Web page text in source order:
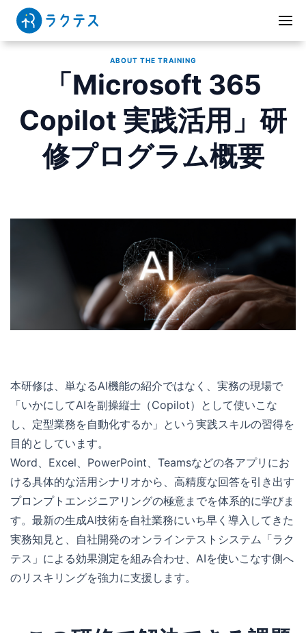
ABOUT THE TRAINING
「Microsoft 365
Copilot 実践活用」研
修プログラム概要
本研修は、単なるAI機能の紹介ではなく、実務の現場で
「いかにしてAIを副操縦士（Copilot）として使いこな
し、定型業務を自動化するか」という実践スキルの習得を
目的としています。
Word、Excel、PowerPoint、Teamsなどの各アプリにお
ける具体的な活用シナリオから、高精度な回答を引き出す
プロンプトエンジニアリングの極意までを体系的に学びま
す。最新の生成AI技術を自社業務にいち早く導入してきた
実務知見と、自社開発のオンラインテストシステム「ラク
テス」による効果測定を組み合わせ、AIを使いこなす側へ
のリスキリングを強力に支援します。